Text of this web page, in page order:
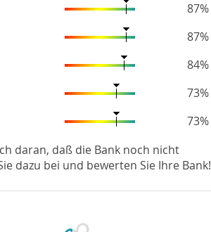
87%
87%
84%
73%
73%
daran, daß die Bank noch nicht
dazu bei und bewerten Sie Ihre Bank!